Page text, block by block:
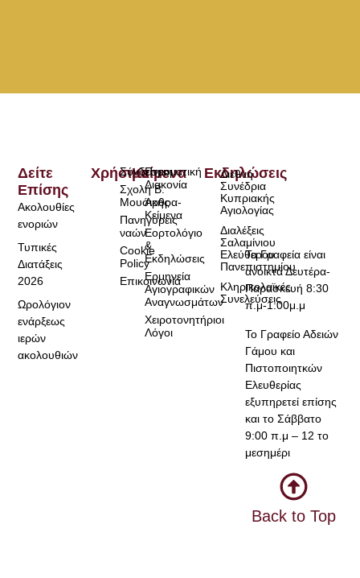
Τα Γραφεία είναι
ανοικτά Δευτέρα-
Παρασκευή 8:30
π.μ-1:00μ.μ
Το Γραφείο Αδειών
Γάμου και
Πιστοποιητκών
Ελευθερίας
εξυπηρετεί επίσης
και το Σάββατο
9:00 π.μ – 12 το
μεσημέρι
Back to Top
Χρήσιμα
Σύνδεσμοι
Σχολή Β.
Μουσικής
Πανηγύρεις
ναών
Cookie
Policy
Επικοινωνία
Κείμενα
Πνευματική
Διακονία
Άρθρα-
Κείμενα
Εορτολόγιο
&
Εκδηλώσεις
Ερμηνεία
Αγιογραφικών
Αναγνωσμάτων
Χειροτονητήριοι
Λόγοι
Δείτε
Επίσης
Ακολουθίες
ενοριών
Τυπικές
Διατάξεις
2026
Ωρολόγιον
ενάρξεως
ιερών
ακολουθιών
Εκδηλώσεις
Διεθνή
Συνέδρια
Κυπριακής
Αγιολογίας
Διαλέξεις
Σαλαμίνιου
Ελεύθερου
Πανεπιστημίου
Κληρικολαϊκές
Συνελεύσεις